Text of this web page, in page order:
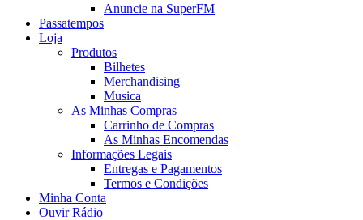
Anuncie na SuperFM
Passatempos
Loja
Produtos
Bilhetes
Merchandising
Musica
As Minhas Compras
Carrinho de Compras
As Minhas Encomendas
Informações Legais
Entregas e Pagamentos
Termos e Condições
Minha Conta
Ouvir Rádio